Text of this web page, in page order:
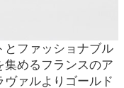
とファッショナブル
集めるフランスのア
ァルよりゴールド